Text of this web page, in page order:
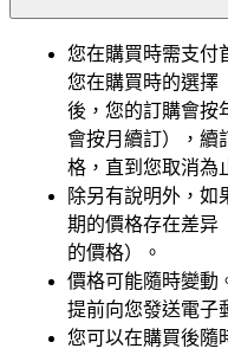
您在購買時需支付
您在購買時的選擇
後，您的訂購會按
會按月續訂），續
格，直到您取消為
除另有說明外，如
期的價格存在差异
的價格）。
價格可能隨時變動
提前向您發送電子
您可以在購買後隨